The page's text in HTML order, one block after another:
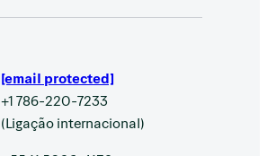
[email protected]
+1 786-220-7233
(Ligação internacional)